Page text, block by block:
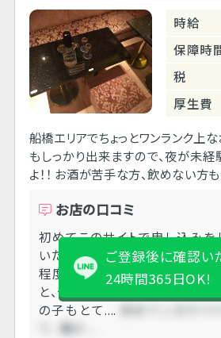
時給
保障時
税
厚生費
船橋エリアでちょっとワンランク上
もしっかり出来ますので、夜が未
よ！！ お酒が苦手な方、飲めない方
お店の口コミ
初めてこのサイトで申し込みを
いたお店でした。 道がわから
程度 おくれてしまいましたが、
と、優しく対応していただきま
の子もとて....
て、 働か....
ご登録後に確認い
24時間365日OK!